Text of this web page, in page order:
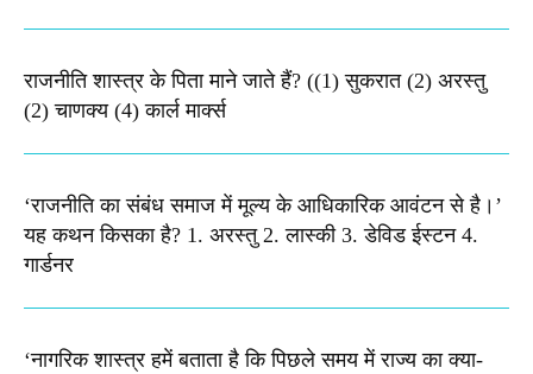
राजनीति शास्त्र के पिता माने जाते हैं? ((1) सुकरात (2) अरस्तु
(2) चाणक्य (4) कार्ल मार्क्स
‘राजनीति का संबंध समाज में मूल्य के आधिकारिक आवंटन से है।’
यह कथन किसका है? 1. अरस्तु 2. लास्की 3. डेविड ईस्टन 4.
गार्डनर
‘नागरिक शास्त्र हमें बताता है कि पिछले समय में राज्य का क्या-